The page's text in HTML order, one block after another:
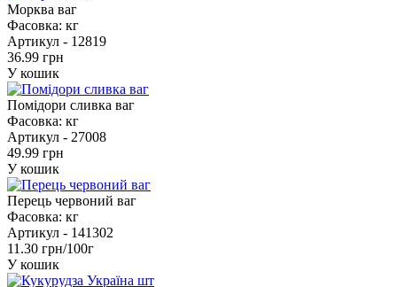
Морква ваг
Фасовка: кг
Артикул - 12819
36.99 грн
У кошик
Помідори сливка ваг
Фасовка: кг
Артикул - 27008
49.99 грн
У кошик
Перець червоний ваг
Фасовка: кг
Артикул - 141302
11.30 грн/100г
У кошик